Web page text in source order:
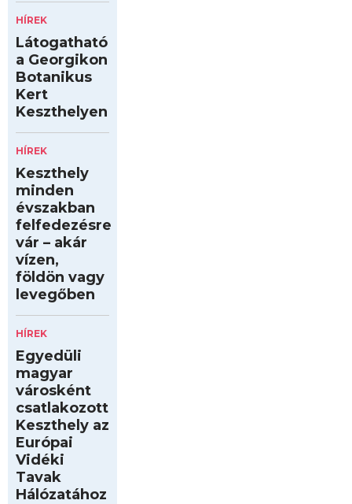
HÍREK
Látogatható
a Georgikon
Botanikus
Kert
Keszthelyen
HÍREK
Keszthely
minden
évszakban
felfedezésre
vár – akár
vízen,
földön vagy
levegőben
HÍREK
Egyedüli
magyar
városként
csatlakozott
Keszthely az
Európai
Vidéki
Tavak
Hálózatához